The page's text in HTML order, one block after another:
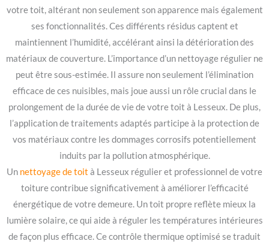
votre toit, altérant non seulement son apparence mais également
ses fonctionnalités. Ces différents résidus captent et
maintiennent l’humidité, accélérant ainsi la détérioration des
matériaux de couverture. L’importance d’un nettoyage régulier ne
peut être sous-estimée. Il assure non seulement l’élimination
efficace de ces nuisibles, mais joue aussi un rôle crucial dans le
prolongement de la durée de vie de votre toit à Lesseux. De plus,
l’application de traitements adaptés participe à la protection de
vos matériaux contre les dommages corrosifs potentiellement
induits par la pollution atmosphérique.
Un nettoyage de toit à Lesseux régulier et professionnel de votre
toiture contribue significativement à améliorer l’efficacité
énergétique de votre demeure. Un toit propre reflète mieux la
lumière solaire, ce qui aide à réguler les températures intérieures
de façon plus efficace. Ce contrôle thermique optimisé se traduit